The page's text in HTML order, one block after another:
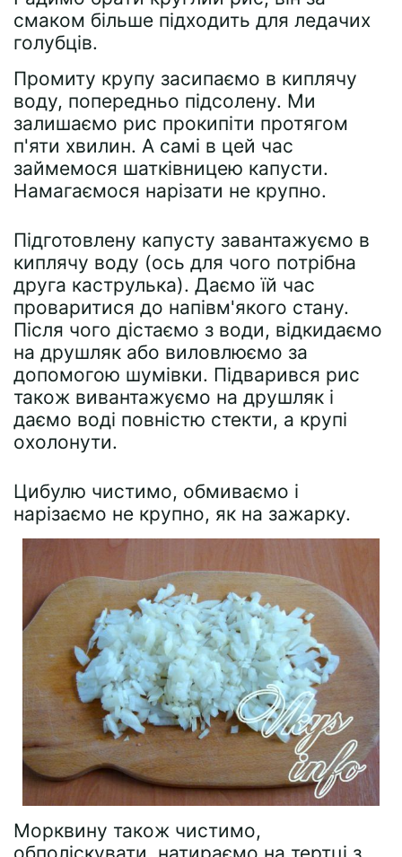
смаком більше підходить для ледачих
голубців.
Промиту крупу засипаємо в киплячу
воду, попередньо підсолену. Ми
залишаємо рис прокипіти протягом
п'яти хвилин. А самі в цей час
займемося шатківницею капусти.
Намагаємося нарізати не крупно.
Підготовлену капусту завантажуємо в
киплячу воду (ось для чого потрібна
друга каструлька). Даємо їй час
проваритися до напівм'якого стану.
Після чого дістаємо з води, відкидаємо
на друшляк або виловлюємо за
допомогою шумівки. Підварився рис
також вивантажуємо на друшляк і
даємо воді повністю стекти, а крупі
охолонути.
Цибулю чистимо, обмиваємо і
нарізаємо не крупно, як на зажарку.
Морквину також чистимо,